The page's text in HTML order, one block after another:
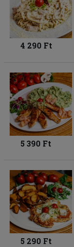
4 290 Ft
5 390 Ft
5 290 Ft